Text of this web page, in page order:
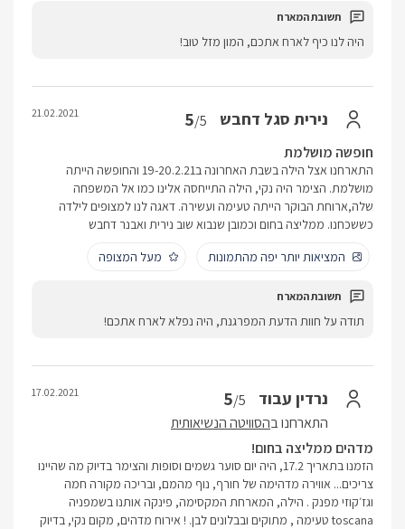
היה לנו כיף לארח אתכם, המון מזל טוב!
נירית סגל דחבש 5/5
21.02.2021
חופשה מושלמת
התארחנו אצל הילה בשבת האחרונה ב19-20.2.21 והחופשה הייתה
מושלמת. הצימר היה נקי, הילה התייחסה אלינו כמו אל המשפחה
שלה,ארוחת הבוקר הייתה טעימה ועשירה. דאגה לנו למצופים לילדה
כששכחנו. ממליצה בחום וכמובן שנבוא שוב נירית ואבנר דחבש
המציאות יותר יפה מהתמונות
מעל המצופה
תודה על חוות הדעת המפרגנת, היה נפלא לארח אתכם!
נרדין עבוד 5/5
התארחנו בהסוויטה הנשיאותית
17.02.2021
מדהים ממליצה בחום!
הזמנו בתאריך 17.2, היה יום סוער גשמים וסופות והצימר בדיוק מה שהיינו
צריכים... אווירה מדהימה של חורף, נוף מהמם, ובריכה מקורה חמה
וגז׳קוזי מפנק . הילה, המארחת המקסימה, פינקה אותנו בשמפניה
toscana טעימה , מתוקים ובבלונים לבן. ! אירוח מדהים, מקום נקי, בדיוק